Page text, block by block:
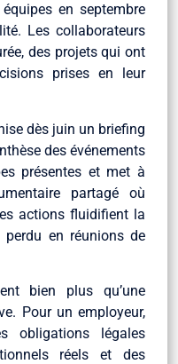
en septembre
Les collaborateurs
des projets qui ont
prises en leur
dès juin un briefing
des événements
présentes et met à
partagé où
actions fluidifient la
en réunions de
bien plus qu’une
Pour un employeur,
obligations légales
réels et des